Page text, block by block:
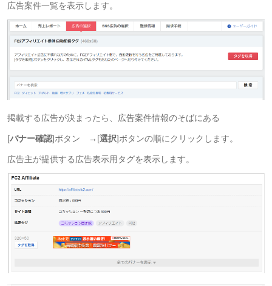
広告案件一覧を表示します。
掲載する広告が決まったら、広告案件情報のそばにある
[バナー確認]ボタン →[選択]ボタンの順にクリックします。
広告主が提供する広告表示用タグを表示します。